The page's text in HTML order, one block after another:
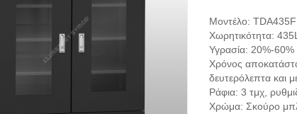
Μοντέλο: TDA435F
Χωρητικότητα:
Υγρασία: 20%-60%
Χρόνος
δευτερόλεπτα και
Ράφια: 3 τμχ,
Χρώμα: Σκούρο